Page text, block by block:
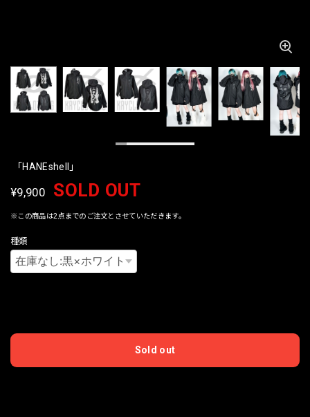
「HANEshell」
¥9,900 SOLD OUT
※この商品は2点までのご注文とさせていただきます。
種類
Sold out